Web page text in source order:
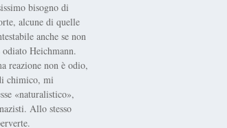
bisogno di
alcune di quelle
anche se non
Heichmann.
reazione non è odio,
chimico, mi
«naturalistico»,
Allo stesso